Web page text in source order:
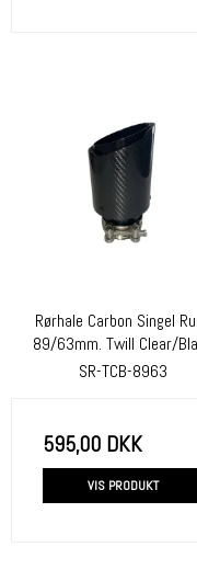
Rørhale Carbon Singel
89/63mm. Twill Clear/
SR-TCB-8963
595,00 DKK
VIS PRODUKT